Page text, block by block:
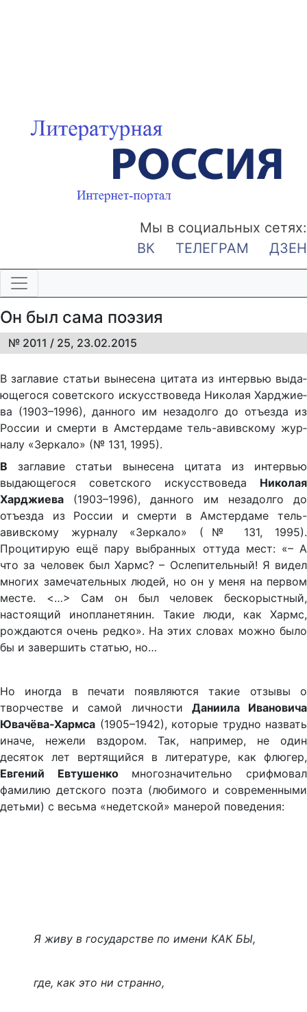
Мы в социальных сетях:
ВК
ТЕЛЕГРАМ ДЗЕН
Он был сама поэзия
№ 2011 / 25, 23.02.2015
В за­гла­вие ста­тьи вы­не­се­на ци­та­та из ин­тер­вью вы­да­
ю­ще­го­ся со­вет­ско­го ис­кус­ст­во­ве­да Ни­ко­лая Хар­д­жи­е­
ва (1903–1996), дан­но­го им не­за­дол­го до отъ­ез­да из
Рос­сии и смер­ти в Ам­стер­да­ме тель-авив­ско­му жур­
на­лу «Зер­ка­ло» (№ 131, 1995).
В заглавие статьи вынесена цитата из интервью
выдающегося советского искусствоведа Николая
Харджиева (1903–1996), данного им незадолго до
отъезда из России и смерти в Амстердаме тель-
авивскому журналу «Зеркало» (№ 131, 1995).
Процитирую ещё пару выбранных оттуда мест: «– А
что за человек был Хармс? – Ослепительный! Я видел
многих замечательных людей, но он у меня на первом
месте. <…> Сам он был человек бескорыстный,
настоящий инопланетянин. Такие люди, как Хармс,
рождаются очень редко». На этих словах можно было
бы и завершить статью, но…
Но иногда в печати появляются такие отзывы о
творчестве и самой личности Даниила Ивановича
Ювачёва-Хармса (1905–1942), которые трудно назвать
иначе, нежели вздором. Так, например, не один
десяток лет вертящийся в литературе, как флюгер,
Евгений Евтушенкомногозначительно срифмовал
фамилию детского поэта (любимого и современными
детьми) с весьма «недетской» манерой поведения:
Я живу в государстве по имени КАК БЫ,
где, как это ни странно,